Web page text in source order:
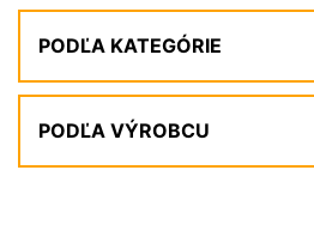
PODĽA KATEGÓRIE
PODĽA VÝROBCU